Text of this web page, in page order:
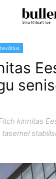
kinnitas